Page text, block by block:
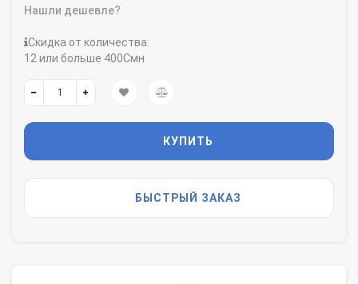
Нашли дешевле?
Скидка от количества:
12 или больше 400Смн
КУПИТЬ
БЫСТРЫЙ ЗАКАЗ